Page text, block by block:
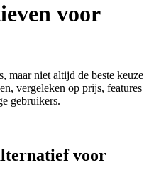
voor
maar niet altijd de beste keuze
vergeleken op prijs, features
gebruikers.
voor